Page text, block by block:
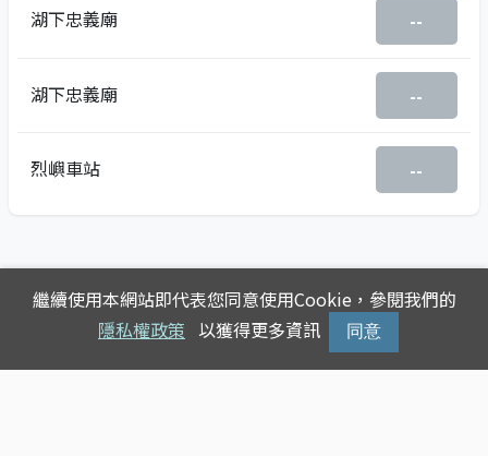
湖下忠義廟 --
湖下忠義廟 --
烈嶼車站 --
繼續使用本網站即代表您同意使用Cookie，參閱我們的
隱私權政策 以獲得更多資訊 同意